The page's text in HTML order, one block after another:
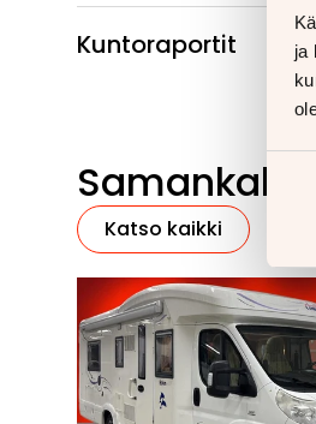
ja
Kuntoraportit
Katso kaikki